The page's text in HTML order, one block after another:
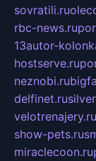
sovratili.ru
rbc-news.ru
13autor-
hostserve.ru
neznobi.ru
delfinet.ru
velotrenajery.ru
show-pets.ru
miraclecoon.ru